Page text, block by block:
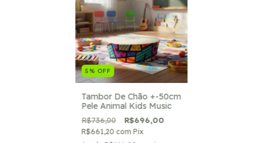
5 % OFF
Tambor De Chão +-50cm
Pele Animal Kids Music
R$736,00 R$696,00
R$661,20 com Pix